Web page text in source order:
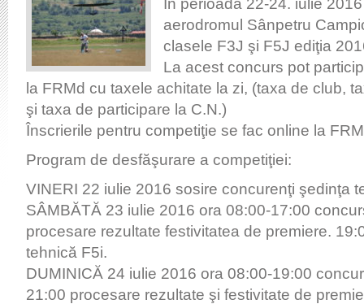
În perioada 22-24. iulie
aerodromul Sânpetru
clasele F3J şi F5J ediţia
La acest concurs pot
la FRMd cu taxele achitate la zi, (taxa de club,
şi taxa de participare la C.N.)
Înscrierile pentru competiţie se fac online la
Program de desfăşurare a competiţiei:
VINERI 22 iulie 2016 sosire concurenţi şedinţa
SÂMBĂTĂ 23 iulie 2016 ora 08:00-17:00
procesare rezultate festivitatea de premiere.
tehnică F5i.
DUMINICĂ 24 iulie 2016 ora 08:00-19:00
21:00 procesare rezultate şi festivitate de